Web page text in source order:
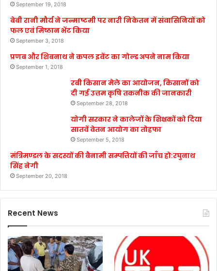
September 19, 2018
बेबी रानी मौर्य ने जन्माष्टमी पर नारी निकेतन में संवासिनियों को
फल एवं मिष्ठान भेंट किया
September 3, 2018
प्रणब और शिबनाथ ने कपल इवेंट का गोल्ड अपने नाम किया
September 1, 2018
रबी किसान मेले का आयोजन, किसानों को
दी गई उत्तम कृषि तकनीक की जानकारी
September 28, 2018
योगी सरकार ने कालेजों के शिक्षकों को दिया
सातवें वेतन आयोग का तोहफा
September 5, 2018
मंत्रिमण्डल के सदस्यों की बैनामी सम्पत्तियों की जाँच हो:रघुनाथ
सिंह नेगी
September 20, 2018
Recent News